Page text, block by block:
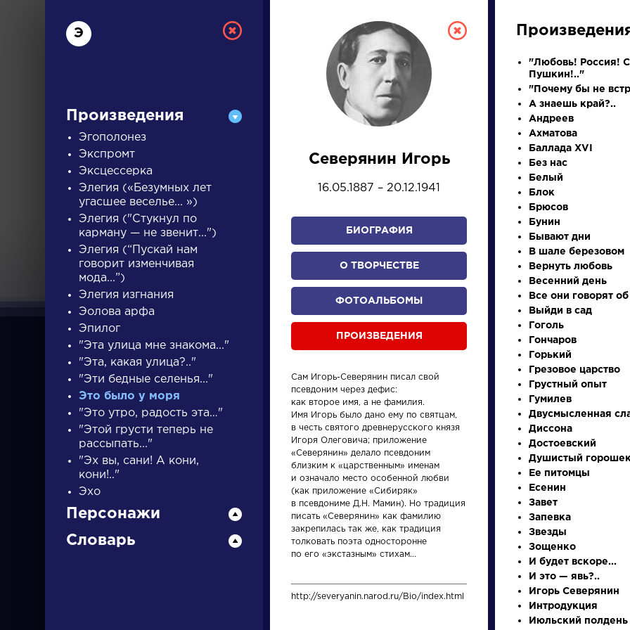
РУССКАЯ
ДЛЯ ПРЕЗЕНТАЦИЙ, УРОКОВ
А У
ПИСАТЕЛИ
произведения персонажи
Алоизий
аллегория На
Э
Произведения
Эгополонез
Экспромт
Эксцессерка
Элегия («Безумных лет
угасшее веселье... »)
Элегия ("Стукнул по
карману — не звенит...")
Элегия (“Пускай нам
говорит изменчивая
мода...”)
Элегия изгнания
Эолова арфа
Эпилог
"Эта улица мне знакома..."
"Эта, какая улица?.."
"Эти бедные селенья..."
Это было у моря
"Это утро, радость эта…"
"Этой грусти теперь не
рассыпать..."
"Эх вы, сани! А кони,
кони!.."
Эхо
Персонажи
Словарь
Северянин Игорь
16.05.1887 – 20.12.1941
БИОГРАФИЯ
О ТВОРЧЕСТВЕ
ФОТОАЛЬБОМЫ
ПРОИЗВЕДЕНИЯ
Сам Игорь-Северянин писал свой
псевдоним через дефис:
как второе имя, а не фамилия.
Имя Игорь было дано ему по святцам,
в честь святого древнерусского князя
Игоря Олеговича; приложение
«Северянин» делало псевдоним
близким к «царственным» именам
и означало место особенной любви
(как приложение «Сибиряк»
в псевдониме Д.Н. Мамин). Но традиция
писать «Северянин» как фамилию
закрепилась так же, как традиция
толковать поэта односторонне
по его «экстазным» стихам...
http://severyanin.narod.ru/Bio/index.html
"Любовь! Россия!
Пушкин!.."
"Почему бы не
А знаешь край?..
Андреев
Ахматова
Баллада XVI
Без нас
Белый
Блок
Брюсов
Бунин
Бывают дни
В шале березовом
Вернуть любовь
Весенний день
Все они говорят
Выйди в сад
Гоголь
Гончаров
Горький
Грезовое царство
Грустный опыт
Гумилев
Двусмысленная
Диссона
Достоевский
Душистый горошек
Ее питомцы
Есенин
Завет
Запевка
Звезды
Зощенко
И будет вскоре...
И это — явь?..
Игорь Северянин
Интродукция
Июльский полдень